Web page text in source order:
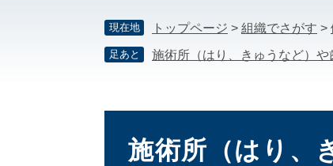
現在地 トップページ > 組織でさがす >
足あと 施術所（はり、きゅうなど）
施術所（はり、